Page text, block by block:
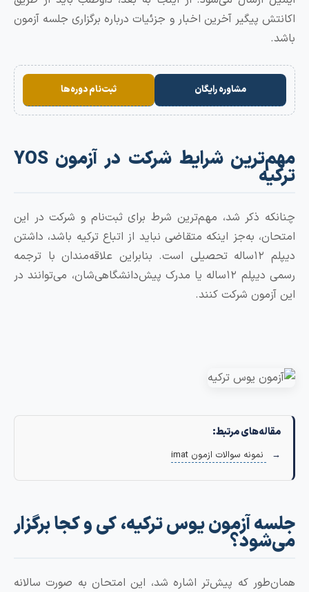
پیگیر آخرین اخبار و جزئیات درباره برگزاری جلسه آزمون
مشاوره رایگان ثبت‌نام دوره‌ها
مهم‌ترین شرایط شرکت در آزمون YOS
ذکر شد، مهم‌ترین شرط برای ثبت‌نام و شرکت در این
به‌جز اینکه متقاضی نباید از اتباع ترکیه باشد، داشتن
دیپلم ۱۲ساله تحصیلی است. بنابراین علاقه‌مندان با ترجمه
رسمی دیپلم ۱۲ساله یا مدرک پیش‌دانشگاهی‌شان، می‌توانند در
شرکت کنند.
مرتبط:
نمونه سوالات ازمون imat
آزمون یوس ترکیه، کی و کجا برگزار
که پیش‌تر اشاره شد، این امتحان به صورت سالانه